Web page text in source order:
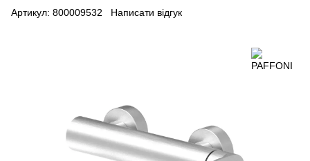
Артикул: 800009532 Написати відгук